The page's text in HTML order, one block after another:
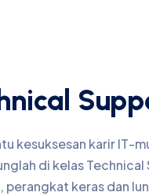
kesuksesan karir IT-
di kelas
perangkat keras dan